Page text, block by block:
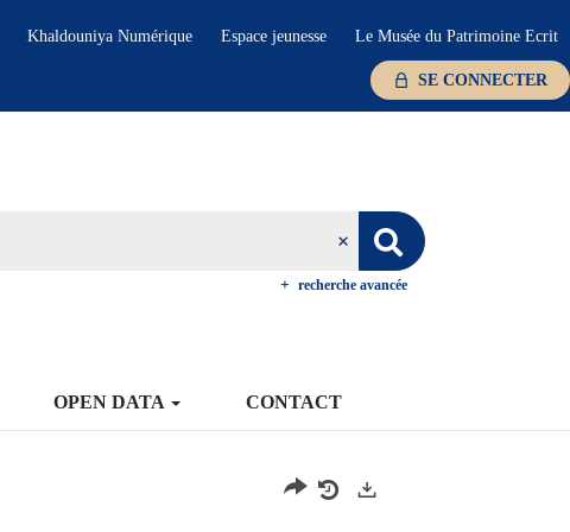
Khaldouniya Numérique Espace jeunesse Le Musée du Patrimoine Ecrit
SE CONNECTER
recherche avancée
OPEN DATA CONTACT